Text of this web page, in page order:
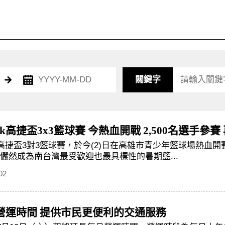
關鍵字
高捷盃3x3籃球賽 今熱血開戰 2,500名選手參
捷盃3對3籃球賽，於今(2)日在高雄市青少年籃球場熱血
然成為南台灣最受歡迎也最具標性的暑期籃...
運時間 提供市民更便利的交通服務